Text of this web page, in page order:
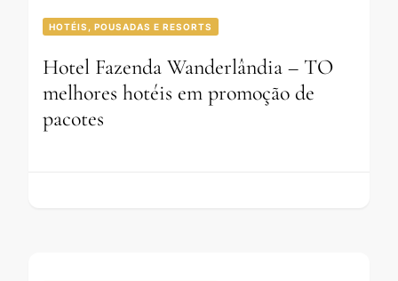
HOTÉIS, POUSADAS E RESORTS
Hotel Fazenda Wanderlândia – TO
melhores hotéis em promoção de
pacotes